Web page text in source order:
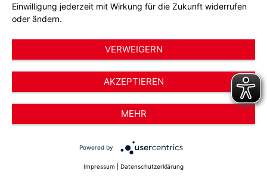
© 2026 AWO Düsseldorf – Arbeiterwohlfahrt e.V.
Einwilligung jederzeit mit Wirkung für die Zukunft widerrufen
oder ändern.
VERWEIGERN
AKZEPTIEREN
MEHR
Powered by
Impressum Datenschutzerklärung